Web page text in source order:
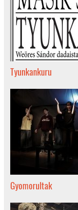
Tyunkankuru
Gyomorultak